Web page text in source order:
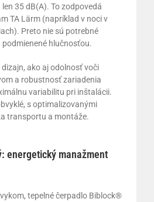
35 dB(A). To zodpovedá
TA Lärm (napríklad v noci v
Preto nie sú potrebné
hlučnosťou.
ako aj odolnosť voči
a robustnosť zariadenia
variabilitu pri inštalácii.
s optimalizovanými
transportu a montáže.
energetický manažment
tepelné čerpadlo Biblock®